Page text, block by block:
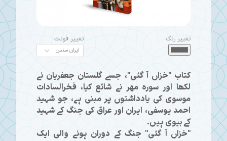
تغییر رنگ تغییر فونت
کتاب "خزاں آ گئی"، جسے گلستان جعفریان نے
لکھا اور سوره مهر نے شائع کیا، فخرالسادات
موسوی کی یادداشتوں پر مبنی ہے، جو شہید
احمد یوسفی، ایران اور عراق کی جنگ کے شہید
کے بیوی ہیں۔
"خزاں آ گئی" جنگ کے دوران ہونے والی ایک